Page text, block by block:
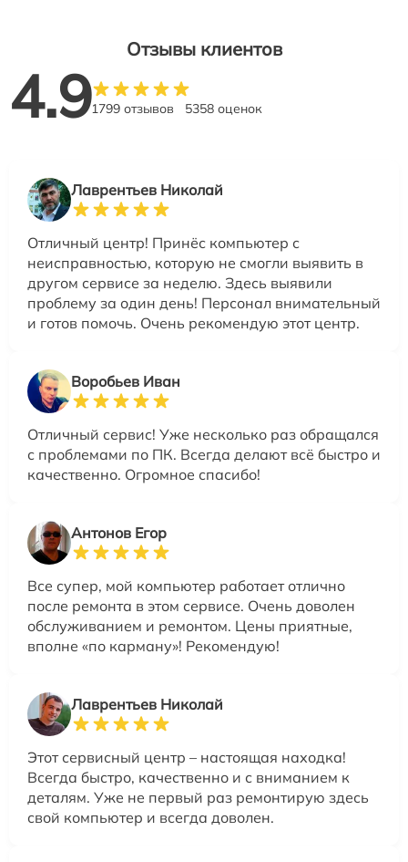
Отзывы клиентов
4.91799 отзывов 5358 оценок
Лаврентьев Николай
Отличный центр! Принёс компьютер с
неисправностью, которую не смогли выявить в
другом сервисе за неделю. Здесь выявили
проблему за один день! Персонал внимательный
и готов помочь. Очень рекомендую этот центр.
Воробьев Иван
Отличный сервис! Уже несколько раз обращался
с проблемами по ПК. Всегда делают всё быстро и
качественно. Огромное спасибо!
Антонов Егор
Все супер, мой компьютер работает отлично
после ремонта в этом сервисе. Очень доволен
обслуживанием и ремонтом. Цены приятные,
вполне «по карману»! Рекомендую!
Лаврентьев Николай
Этот сервисный центр – настоящая находка!
Всегда быстро, качественно и с вниманием к
деталям. Уже не первый раз ремонтирую здесь
свой компьютер и всегда доволен.